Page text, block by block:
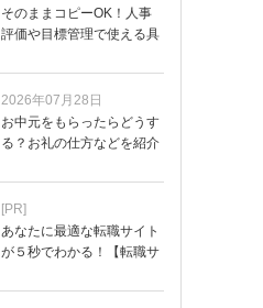
そのままコピーOK！人事
評価や目標管理で使える具
2026年07月28日
お中元をもらったらどうす
る？お礼の仕方などを紹介
[PR]
あなたに最適な転職サイト
が５秒でわかる！【転職サ